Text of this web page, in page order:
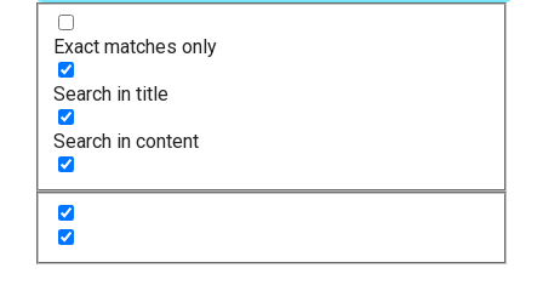
Exact matches only
Search in title
Search in content